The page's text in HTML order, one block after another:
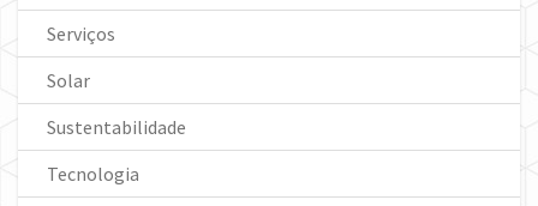
Serviços
Solar
Sustentabilidade
Tecnologia